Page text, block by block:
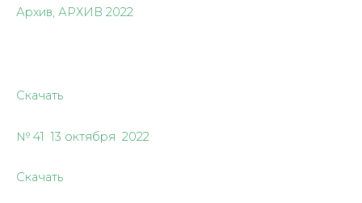
Архив, АРХИВ 2022
Скачать
№ 41 13 октября 2022
Скачать